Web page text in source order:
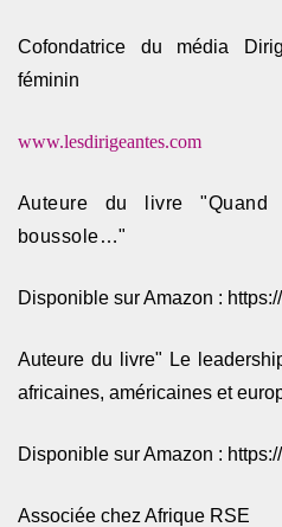
Cofondatrice du média
féminin
www.lesdirigeantes.com
Auteure du livre
boussole…"
Disponible sur Amazon :
Auteure du livre" Le
africaines, américaines et
Disponible sur Amazon :
Associée chez Afrique RSE